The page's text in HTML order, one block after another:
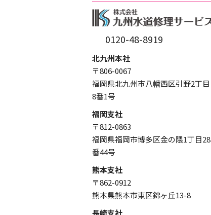
0120-48-8919
北九州本社
〒806-0067
福岡県北九州市八幡西区引野2丁目
8番1号
福岡支社
〒812-0863
福岡県福岡市博多区金の隈1丁目28
番44号
熊本支社
〒862-0912
熊本県熊本市東区錦ヶ丘13-8
長崎支社